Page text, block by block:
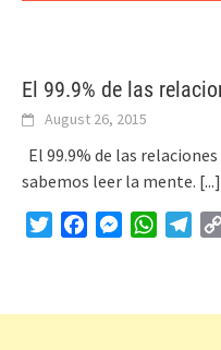
El 99.9% de las
August 26, 2015
El 99.9% de las
sabemos leer la mente. [...]
TwitterFacebookMessenger